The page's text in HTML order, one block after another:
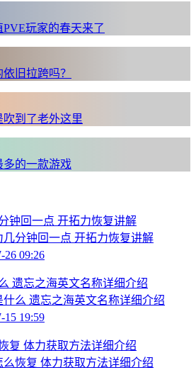
玩家的春天来了
旧拉跨吗？
吹到了老外这里
多的一款游戏
分钟回一点 开拓力恢复讲解
09:26
么 遗忘之海英文名称详细介绍
19:59
恢复 体力获取方法详细介绍